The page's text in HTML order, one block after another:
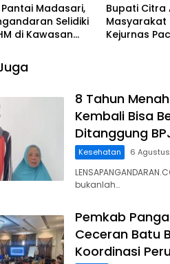
Madasari,
Selidiki
di Kawasan
Bupati Citra
Masyarakat
Kejurnas
8 Tahun
Kembali Bisa
Ditanggung
Kesehatan 6
bukanlah…
Pemkab
Ceceran Batu
Koordinasi